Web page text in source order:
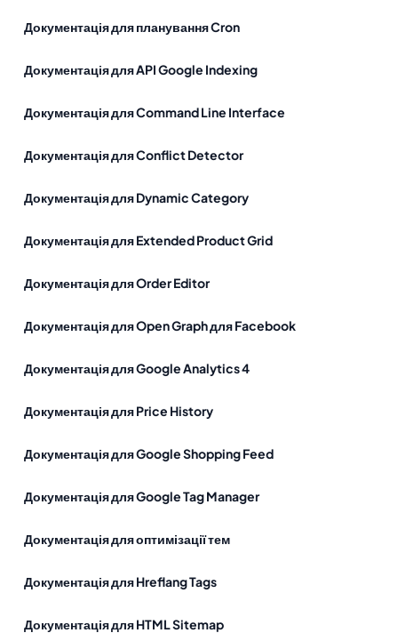
Документація для планування Cron
Документація для API Google Indexing
Документація для Command Line Interface
Документація для Conflict Detector
Документація для Dynamic Category
Документація для Extended Product Grid
Документація для Order Editor
Документація для Open Graph для Facebook
Документація для Google Analytics 4
Документація для Price History
Документація для Google Shopping Feed
Документація для Google Tag Manager
Документація для оптимізації тем
Документація для Hreflang Tags
Документація для HTML Sitemap